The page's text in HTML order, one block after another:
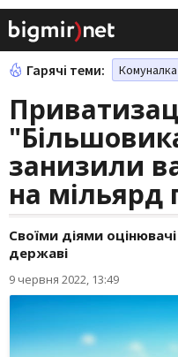
Гарячі теми: Комуналка
занизили
на мільярд
Своїми діями
державі
9 червня 2022, 13:49